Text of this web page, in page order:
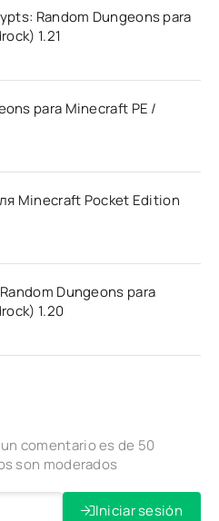
Random Dungeons para
1.21
para Minecraft PE /
Minecraft Pocket Edition
Dungeons para
1.20
comentario es de 50
son moderados
Iniciar sesión